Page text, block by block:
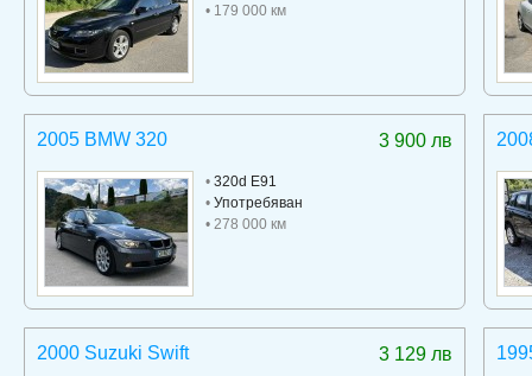
• 179 000 км
3 900 лв
2005 BMW 320
• 320d E91
• Употребяван
• 278 000 км
3 129 лв
2000 Suzuki Swift